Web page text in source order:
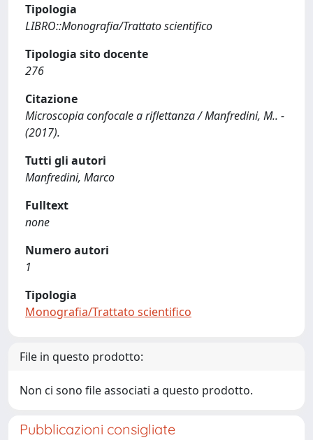
Tipologia
LIBRO::Monografia/Trattato scientifico
Tipologia sito docente
276
Citazione
Microscopia confocale a riflettanza / Manfredini, M.. -
(2017).
Tutti gli autori
Manfredini, Marco
Fulltext
none
Numero autori
1
Tipologia
Monografia/Trattato scientifico
File in questo prodotto:
Non ci sono file associati a questo prodotto.
Pubblicazioni consigliate